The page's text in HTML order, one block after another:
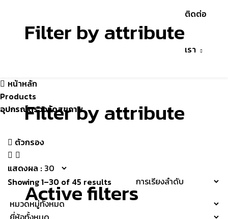
ติดต่อ
เรา
หน้าหลัก
Products
อุปกรณ์ตรวจวัดสุขภาพ
ตัวกรอง
แสดงผล :
Showing 1–30 of 45 results
Filter by attribute
Filter by attribute
Active filters